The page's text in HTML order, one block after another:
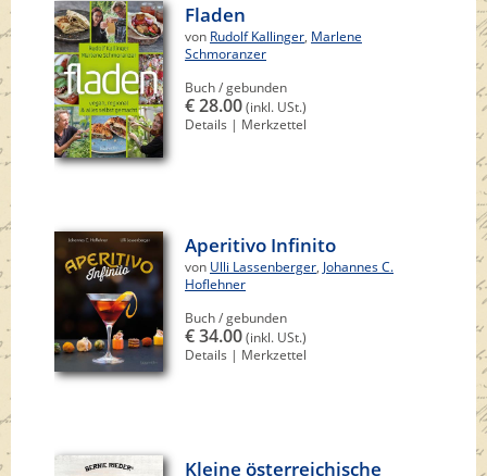
Fladen
von Rudolf Kallinger Marlene
Schmoranzer
Buch / gebunden
€ 28.00 (inkl. USt.)
Details | Merkzettel
Aperitivo Infinito
von Ulli Lassenberger, Johannes C.
Hoflehner
Buch / gebunden
€ 34.00 (inkl. USt.)
Details | Merkzettel
Kleine österreichische